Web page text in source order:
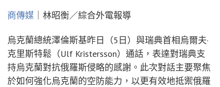
商傳媒 ｜林昭衡／綜合外電報導
烏克蘭總統澤倫斯基昨日（5日）與瑞典首相烏爾夫·
克里斯特鬆（Ulf Kristersson）通話，表達對瑞典支
持烏克蘭對抗俄羅斯侵略的感謝。此次對話主要聚焦
於如何強化烏克蘭的空防能力，以更有效地抵禦俄羅